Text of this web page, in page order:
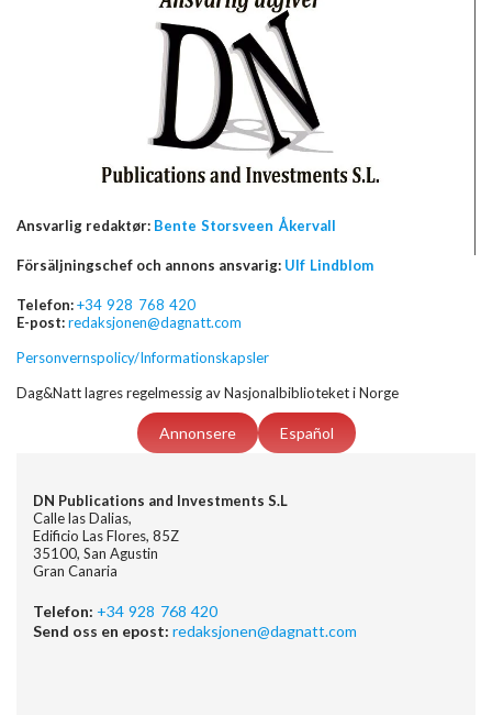
Ansvarlig redaktør: Bente Storsveen Åkervall
Försäljningschef och annons ansvarig: Ulf Lindblom
Telefon:+34 928 768 420
E-post:redaksjonen@dagnatt.com
Personvernspolicy/Informationskapsler
Dag&Natt lagres regelmessig av Nasjonalbiblioteket i Norge
Annonsere Español
DN Publications and Investments S.L
Calle las Dalias,
Edificio Las Flores, 85Z
35100, San Agustin
Gran Canaria
Telefon: +34 928 768 420
Send oss en epost: redaksjonen@dagnatt.com